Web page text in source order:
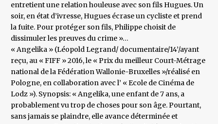
entretient une relation houleuse avec son fils Hugues. Un
soir, en état d’ivresse, Hugues écrase un cycliste et prend
la fuite. Pour protéger son fils, Philippe choisit de
dissimuler les preuves du crime »…
« Angelika » (Léopold Legrand/ documentaire/14’/ayant
reçu, au « FIFF » 2016, le « Prix du meilleur Court-Métrage
national de la Fédération Wallonie-Bruxelles »/réalisé en
Pologne, en collaboration avec l’ « Ecole de Cinéma de
Lodz »). Synopsis: « Angelika, une enfant de 7 ans, a
probablement vu trop de choses pour son âge. Pourtant,
sans jamais se plaindre, elle avance déterminée et